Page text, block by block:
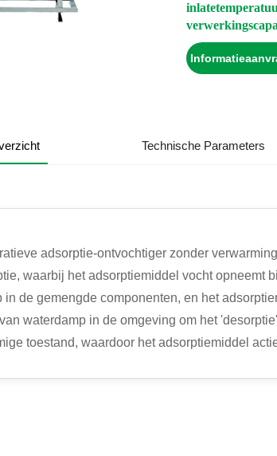
Technische Parameters
adsorptie-ontvochtiger zonder
waarbij het adsorptiemiddel vocht opneemt
in de gemengde componenten, en het
waterdamp in de omgeving om het
toestand, waardoor het adsorptiemiddel